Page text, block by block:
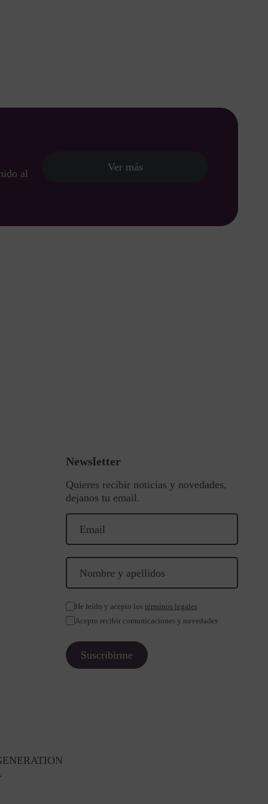
al
Ver más
Newsletter
Quieres recibir noticias y novedades,
dejanos tu email.
He leído y acepto los términos legales
Acepto recibir comunicaciones y novedades